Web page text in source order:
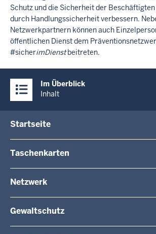
Schutz und die Sicherheit der
durch Handlungssicherheit verbessern.
Netzwerkpartnern können auch
öffentlichen Dienst dem
#sicherimDienstbeitreten.
Inhalte
Im Überblick
Inhalt
in
der
Fußzeile
Startseite
Taschenkarten
Netzwerk
Gewaltschutz